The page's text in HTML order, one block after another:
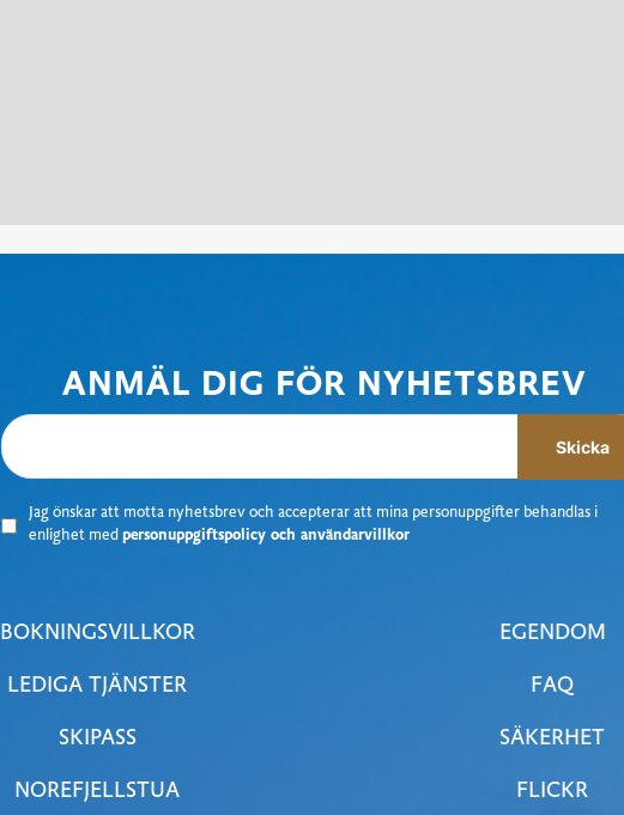
ANMÄL DIG FÖR NYHETSBREV
Jag önskar att motta nyhetsbrev och accepterar att mina personuppgifter behandlas i
enlighet med personuppgiftspolicy och användarvillkor
Skicka
BOKNINGSVILLKOR
LEDIGA TJÄNSTER
SKIPASS
NOREFJELLSTUA
EGENDOM
FAQ
SÄKERHET
FLICKR